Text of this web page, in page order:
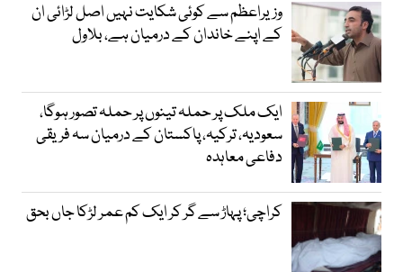
وزیراعظم سے کوئی شکایت نہیں اصل لڑائی ان
کے اپنے خاندان کے درمیان ہے، بلاول
ایک ملک پر حملہ تینوں پر حملہ تصور ہوگا،
سعودیہ، ترکیہ، پاکستان کے درمیان سہ فریقی
دفاعی معاہدہ
کراچی؛ پہاڑ سے گر کر ایک کم عمر لڑکا جاں بحق